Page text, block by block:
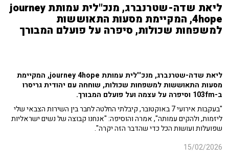
ליאת שדה-שטרנברג, מנכ''לית עמותת journey
4hope, המקיימת מסעות התאוששות
למשפחות שכולות, סיפרה על פועלם המבורך
ליאת שדה-שטרנברג, מנכ''לית עמותת journey 4hope, המקיימת
מסעות התאוששות למשפחות שכולות, שוחחה עם יהודית גריסרו
ב-103fm וסיפרה על עצמה ועל פועלם המבורך.
"בעקבות אירועי 7 באוקטובר, קיבלתי החלטה לחבר בין השירות הצבאי שלי
ליזמות, ולהקים עמותה", אמרה והוסיפה: "אנחנו קבוצה של נשים ישראליות
שפועלות ועושות הכל כדי שהדבר הזה יקרה".
15/02/2026